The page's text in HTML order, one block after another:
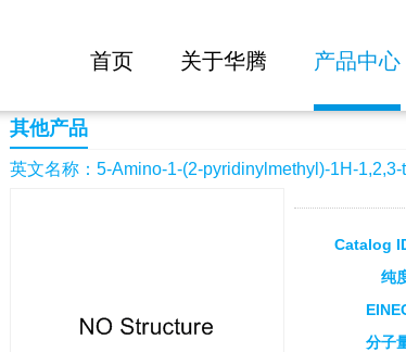
首页 关于华腾 产品中心
5-Amino-1-(2-pyridinylmethyl)-1H-1,2,3-triazole-4-carboxamide
其他产品
英文名称：5-Amino-1-(2-pyridinylmethyl)-1H-
Catalog
纯
分子